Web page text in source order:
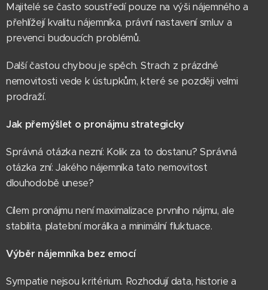
Majitelé se často soustředí pouze na výši nájemného a
přehlížejí kvalitu nájemníka, právní nastavení smluv a
prevenci budoucích problémů.
Další častou chybou je spěch. Strach z prázdné
nemovitosti vede k ústupkům, které se později velmi
prodraží.
Jak přemýšlet o pronájmu strategicky
Správná otázka nezní: Kolik za to dostanu? Správná
otázka zní: Jakého nájemníka tato nemovitost
dlouhodobě unese?
Cílem pronájmu není maximalizace prvního nájmu, ale
stabilita, platební morálka a minimální fluktuace.
Výběr nájemníka bez emocí
Sympatie nejsou kritérium. Rozhodují data, historie a